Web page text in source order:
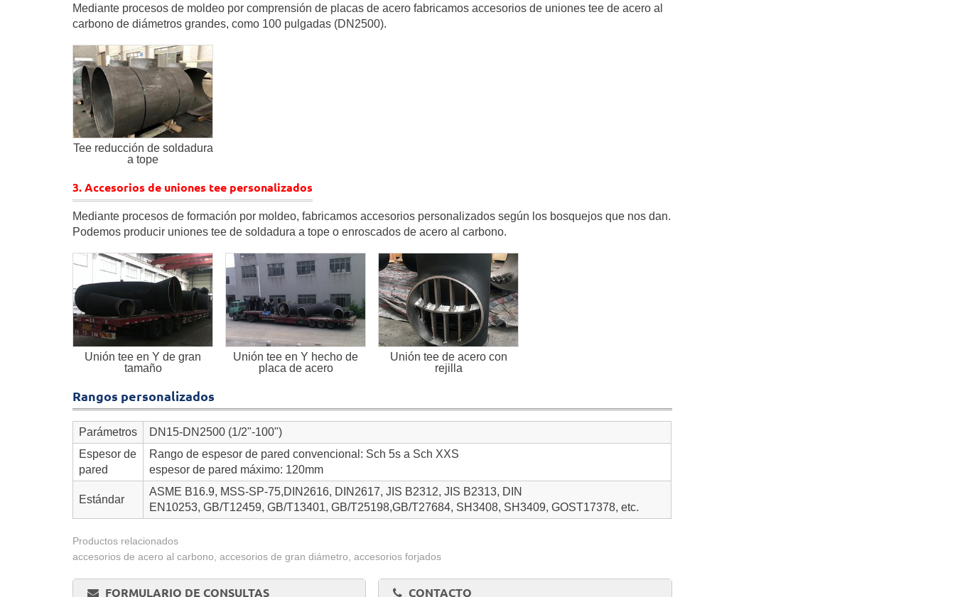
Mediante procesos de moldeo por comprensión de placas de acero fabricamos accesorios de uniones tee de acero al
carbono de diámetros grandes, como 100 pulgadas (DN2500).
Tee reducción de soldadura
a tope
3. Accesorios de uniones tee personalizados
Mediante procesos de formación por moldeo, fabricamos accesorios personalizados según los bosquejos que nos dan.
Podemos producir uniones tee de soldadura a tope o enroscados de acero al carbono.
Unión tee en Y de gran
tamaño
Unión tee en Y hecho de
placa de acero
Unión tee de acero con
rejilla
Rangos personalizados
Parámetros
DN15-DN2500 (1/2"-100")
Espesor de
pared
Rango de espesor de pared convencional: Sch 5s a Sch XXS
espesor de pared máximo: 120mm
Estándar
ASME B16.9, MSS-SP-75,DIN2616, DIN2617, JIS B2312, JIS B2313, DIN
EN10253, GB/T12459, GB/T13401, GB/T25198,GB/T27684, SH3408, SH3409, GOST17378, etc.
Productos relacionados
accesorios de acero al carbono, accesorios de gran diámetro, accesorios forjados
FORMULARIO DE CONSULTAS CONTACTO